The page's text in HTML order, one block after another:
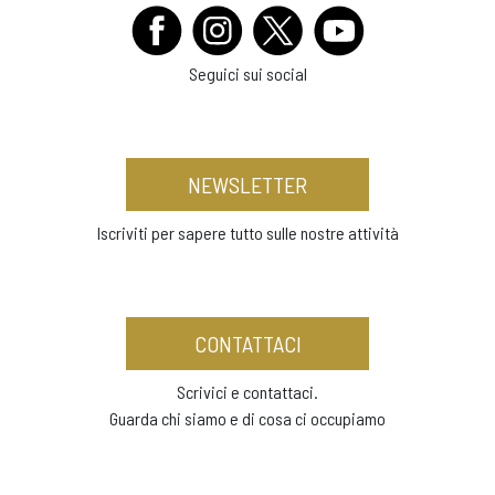
Seguici sui social
NEWSLETTER
Iscriviti per sapere tutto sulle nostre attività
CONTATTACI
Scrivici e contattaci.
Guarda chi siamo e di cosa ci occupiamo